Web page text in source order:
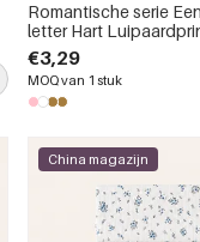
Romantische serie
letter Hart
Kleurverloop Acetaat
€3,29
MOQ van 1 stuk
China magazijn